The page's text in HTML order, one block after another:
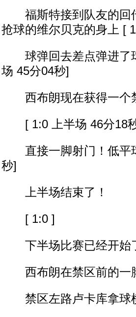
福斯特接到队友的回
抢球的维尔贝克的身上 [
球弹回去差点弹进了
场 45分04秒]
西布朗现在获得一个
[ 1:0 上半场 46分18
直接一脚射门！低平
秒]
上半场结束了！
[ 1:0 ]
下半场比赛已经开始
西布朗在禁区前的一
禁区左路卢卡库拿球